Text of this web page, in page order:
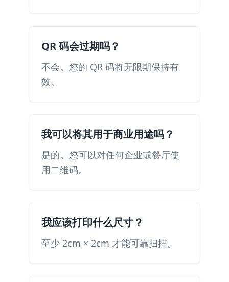
QR 码会过期吗？
不会。您的 QR 码将无限期保持有
效。
我可以将其用于商业用途吗？
是的。您可以对任何企业或餐厅使
用二维码。
我应该打印什么尺寸？
至少 2cm × 2cm 才能可靠扫描。